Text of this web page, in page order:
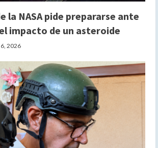
la NASA pide prepararse ante
impacto de un asteroide
2026